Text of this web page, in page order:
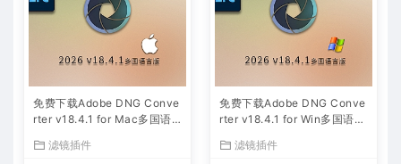
免费下载Adobe DNG Conve
rter v18.4.1 for Mac多国语
照片格式转换器Lrc数字负片P
滤镜插件
免费下载Adobe DNG Conve
rter v18.4.1 for Win多国语言
片格式转换器Lrc数字负片PS
滤镜插件